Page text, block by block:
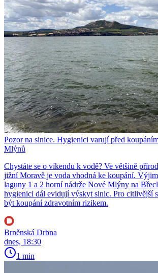
Pozor na sinice. Hygienici varují před
Mlýnů
Chystáte se o víkendu k vodě? Ve většině
jižní Moravě je voda vhodná ke koupání.
laguny 1 a 2 horní nádrže Nové Mlýny na
hygienici dál evidují výskyt sinic. Pro citlivější
být koupání zdravotním rizikem.
Brněnská Drbna
dnes, 18:30
1 min